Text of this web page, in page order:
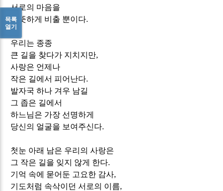
서로의 마음을
따뜻하게 비출 뿐이다.
우리는 종종
큰 길을 찾다가 지치지만,
사랑은 언제나
작은 길에서 피어난다.
발자국 하나 겨우 남길
그 좁은 길에서
하느님은 가장 선명하게
당신의 얼굴을 보여주신다.
첫눈 아래 남은 우리의 사랑은
그 작은 길을 잊지 않게 한다.
기억 속에 묻어둔 고요한 감사,
기도처럼 속삭이던 서로의 이름,
목록
열기